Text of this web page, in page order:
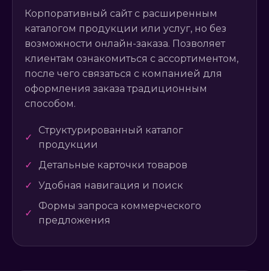
Корпоративный сайт с расширенным
каталогом продукции или услуг, но без
возможности онлайн-заказа. Позволяет
клиентам ознакомиться с ассортиментом,
после чего связаться с компанией для
оформления заказа традиционным
способом.
✓
Структурированный каталог
продукции
✓
Детальные карточки товаров
✓
Удобная навигация и поиск
✓
Формы запроса коммерческого
предложения